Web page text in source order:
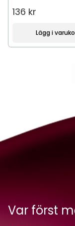
136 kr
Lägg i
Var först